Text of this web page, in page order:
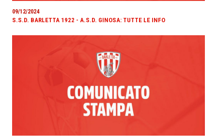
09/12/2024
S.S.D. BARLETTA 1922 - A.S.D. GINOSA: TUTTE LE INFO